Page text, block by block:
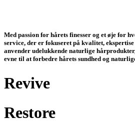
Med passion for hårets finesser og et øje for
service, der er fokuseret på kvalitet,
anvender udelukkende naturlige
evne til at forbedre hårets sundhed og
Revive
Restore